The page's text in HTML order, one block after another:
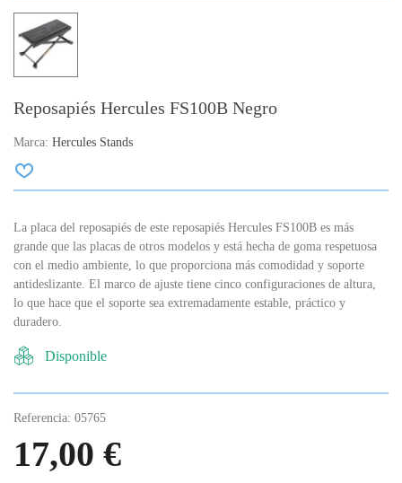
Reposapiés Hercules FS100B Negro
Marca: Hercules Stands
La placa del reposapiés de este reposapiés Hercules FS100B es más
grande que las placas de otros modelos y está hecha de goma respetuosa
con el medio ambiente, lo que proporciona más comodidad y soporte
antideslizante. El marco de ajuste tiene cinco configuraciones de altura,
lo que hace que el soporte sea extremadamente estable, práctico y
duradero.
Disponible
Referencia: 05765
17,00 €